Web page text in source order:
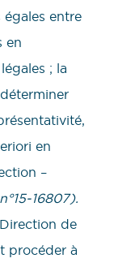
entre
en
; la
en
–
16807).
de
procéder à